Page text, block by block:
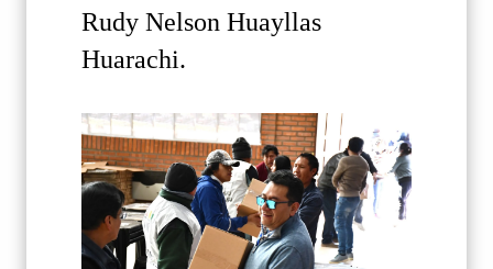
Rudy Nelson Huayllas
Huarachi.